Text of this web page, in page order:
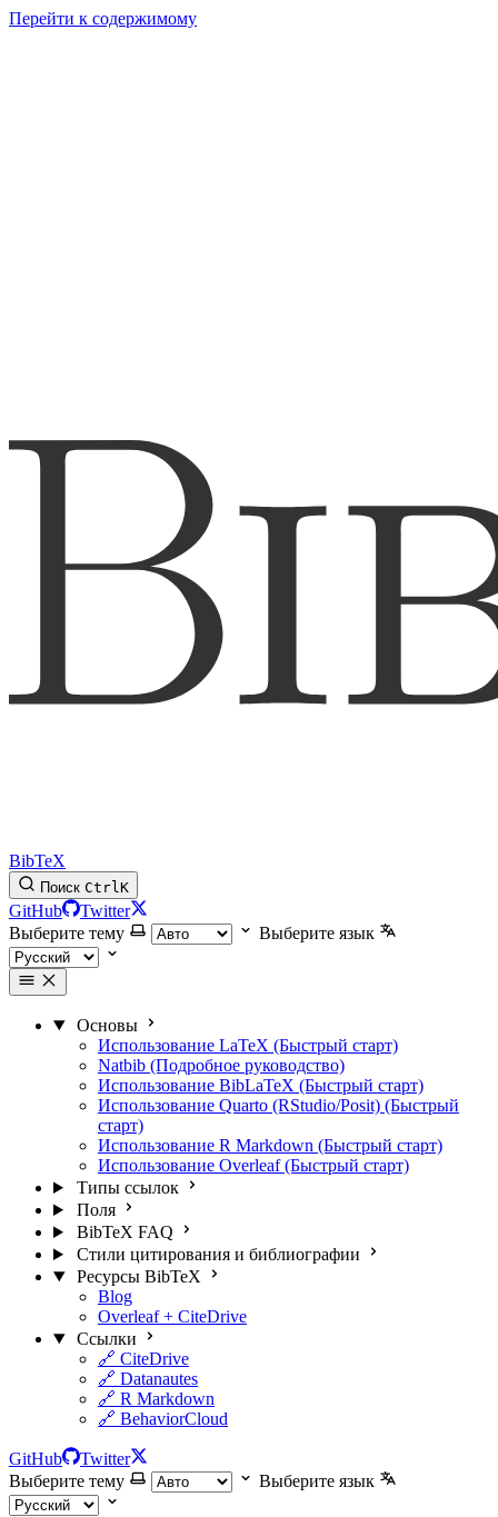
Перейти к содержимому
BibTeX
Поиск CtrlK
GitHub
Twitter
Выберите тему
Выберите язык
Основы
Использование LaTeX (Быстрый старт)
Natbib (Подробное руководство)
Использование BibLaTeX (Быстрый старт)
Использование Quarto (RStudio/Posit) (Быстрый
старт)
Использование R Markdown (Быстрый старт)
Использование Overleaf (Быстрый старт)
Типы ссылок
Поля
BibTeX FAQ
Стили цитирования и библиографии
Ресурсы BibTeX
Blog
Overleaf + CiteDrive
Ссылки
🔗 CiteDrive
🔗 Datanautes
🔗 R Markdown
🔗 BehaviorCloud
GitHub
Twitter
Выберите тему
Выберите язык